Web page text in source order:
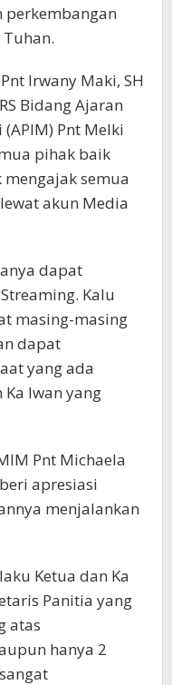
perkembangan
Irwany Maki, SH
Bidang Ajaran
Pnt Melki
pihak baik
mengajak semua
akun Media
dapat
Kalu
masing-masing
dapat
yang ada
Iwan yang
Pnt Michaela
apresiasi
menjalankan
Ketua dan Ka
Panitia yang
atas
hanya 2